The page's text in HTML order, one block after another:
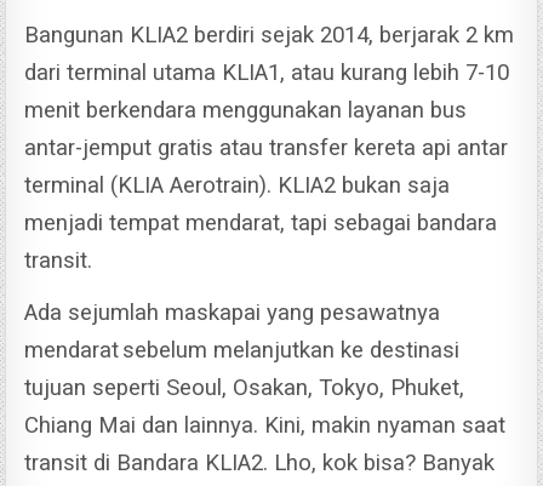
Bangunan KLIA2 berdiri sejak 2014, berjarak 2 km
dari terminal utama KLIA1, atau kurang lebih 7-10
menit berkendara menggunakan layanan bus
antar-jemput gratis atau transfer kereta api antar
terminal (KLIA Aerotrain). KLIA2 bukan saja
menjadi tempat mendarat, tapi sebagai bandara
transit.
Ada sejumlah maskapai yang pesawatnya
mendaratsebelum melanjutkan ke destinasi
tujuan seperti Seoul, Osakan, Tokyo, Phuket,
Chiang Mai dan lainnya. Kini, makin nyaman saat
transit di Bandara KLIA2. Lho, kok bisa? Banyak